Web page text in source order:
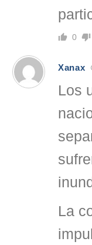
0
Xanax
Los
La